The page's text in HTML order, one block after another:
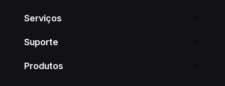
Serviços
Suporte
Produtos